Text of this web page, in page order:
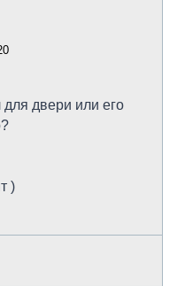
для двери или его
)